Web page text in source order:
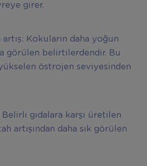
girer.
artış: Kokuların daha yoğun
görülen belirtilerdendir. Bu
östrojen seviyesinden
gıdalara karşı üretilen
artışından daha sık görülen